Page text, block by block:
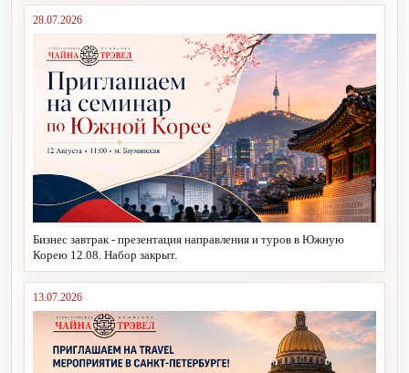
28.07.2026
Бизнес завтрак - презентация направления и туров в Южную
Корею 12.08. Набор закрыт.
13.07.2026